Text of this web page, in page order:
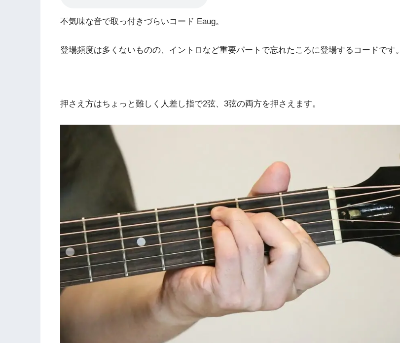
不気味な音で取っ付きづらいコード Eaug。
登場頻度は多くないものの、イントロなど重要パートで忘れたころに登場するコードです。
押さえ方はちょっと難しく人差し指で2弦、3弦の両方を押さえます。